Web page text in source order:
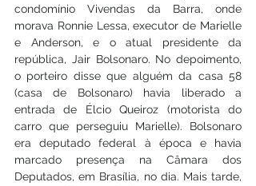
condomínio Vivendas da Barra, onde
morava Ronnie Lessa, executor de Marielle
e Anderson, e o atual presidente da
república, Jair Bolsonaro. No depoimento,
o porteiro disse que alguém da casa 58
(casa de Bolsonaro) havia liberado a
entrada de Élcio Queiroz (motorista do
carro que perseguiu Marielle). Bolsonaro
era deputado federal à época e havia
marcado presença na Câmara dos
Deputados, em Brasília, no dia. Mais tarde,